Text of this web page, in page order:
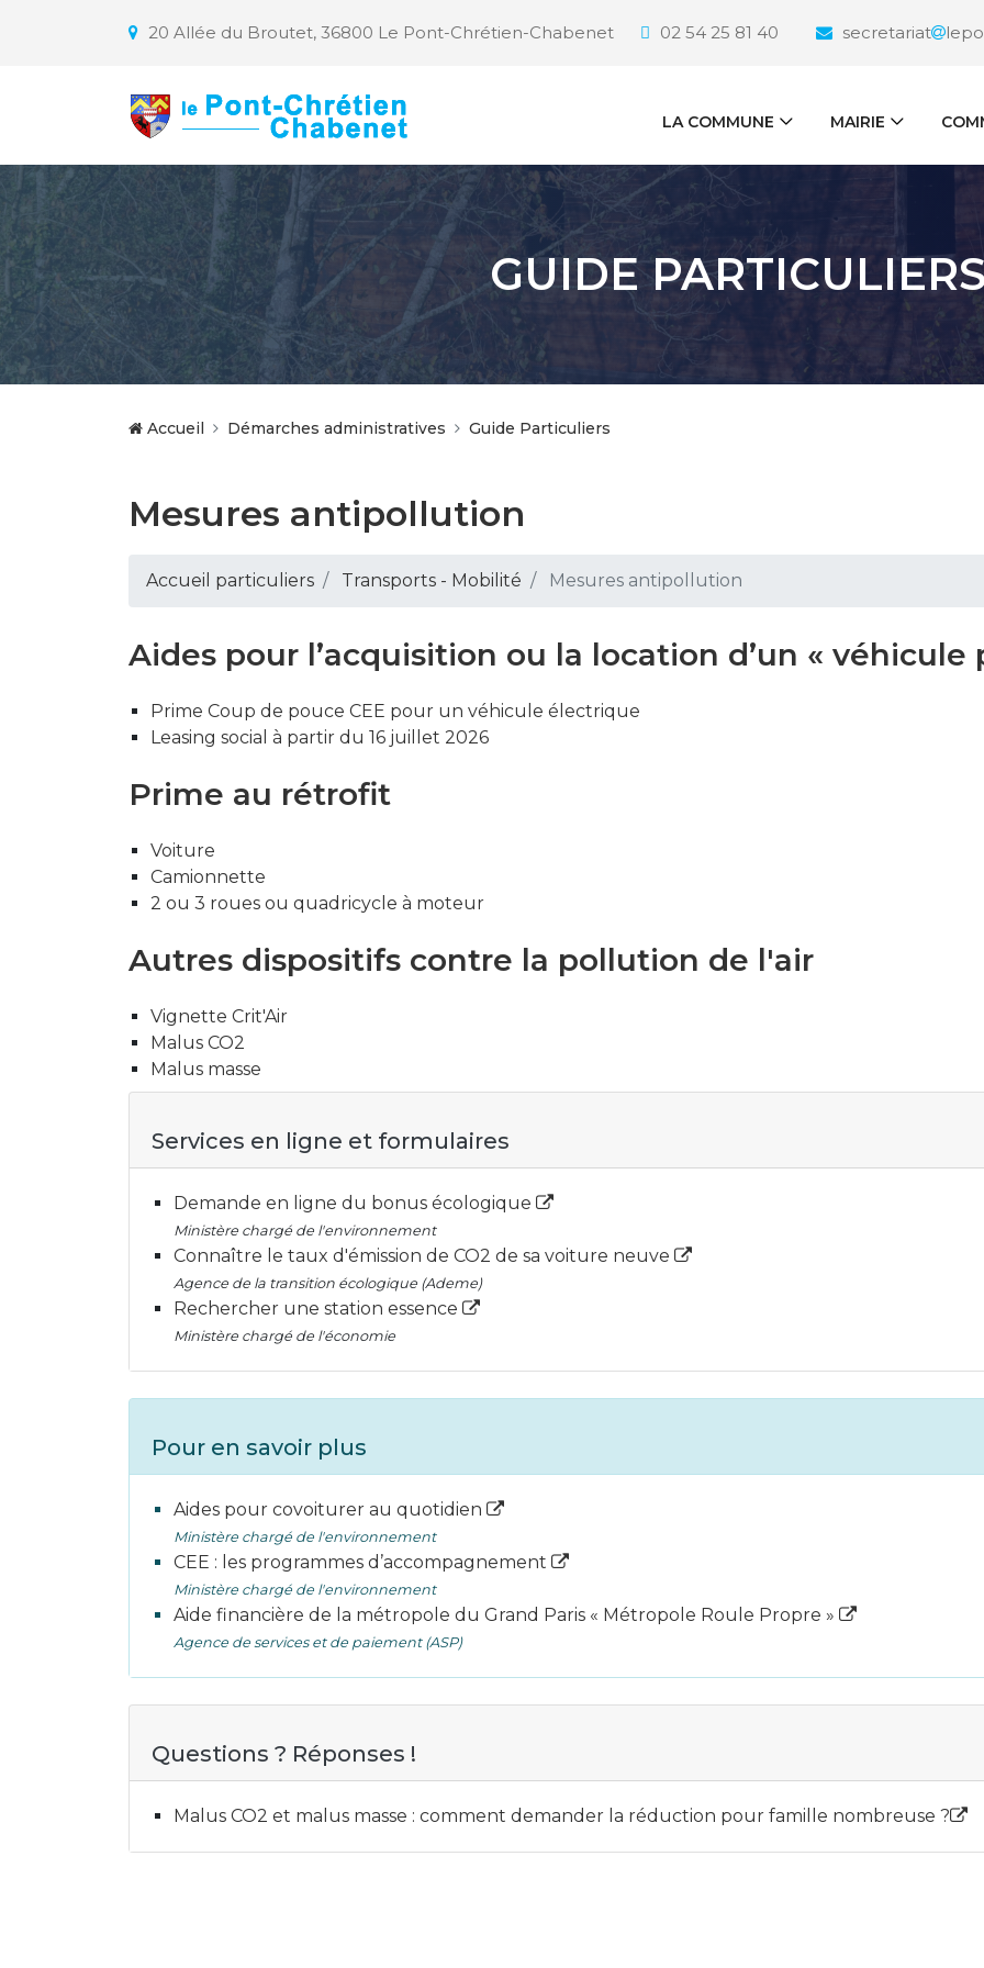
20 Allée du Broutet, 36800 Le Pont-Chrétien-Chabenet 02 54 25 81 40 secretariat
LA COMMUNE MAIRIE
GUIDE PARTICULIERS
Accueil Démarches administratives Guide Particuliers
Mesures antipollution
Accueil particuliers Transports - Mobilité Mesures antipollution
Aides pour l’acquisition ou la location d’un « véhicule
Prime Coup de pouce CEE pour un véhicule électrique
Leasing social à partir du 16 juillet 2026
Prime au rétrofit
Voiture
Camionnette
2 ou 3 roues ou quadricycle à moteur
Autres dispositifs contre la pollution de l'air
Vignette Crit'Air
Malus CO2
Malus masse
Services en ligne et formulaires
Demande en ligne du bonus écologique
Ministère chargé de l'environnement
Connaître le taux d'émission de CO2 de sa voiture neuve
Agence de la transition écologique (Ademe)
Rechercher une station essence
Ministère chargé de l'économie
Pour en savoir plus
Aides pour covoiturer au quotidien
Ministère chargé de l'environnement
CEE : les programmes d’accompagnement
Ministère chargé de l'environnement
Aide financière de la métropole du Grand Paris « Métropole Roule Propre »
Agence de services et de paiement (ASP)
Questions ? Réponses !
Malus CO2 et malus masse : comment demander la réduction pour famille nombreuse ?